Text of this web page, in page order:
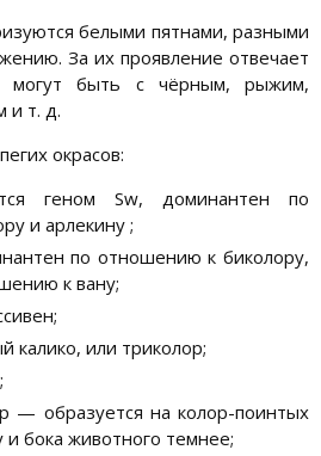
белыми пятнами, разными
За их проявление отвечает
могут быть с чёрным, рыжим,
и т. д.
окрасов:
геном Sw, доминантен по
и арлекину ;
по отношению к биколору,
к вану;
калико, или триколор;
— образуется на колор-поинтых
и бока животного темнее;